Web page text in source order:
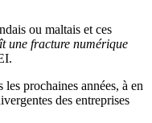
ou maltais et ces
une fracture numérique
prochaines années, à en
des entreprises